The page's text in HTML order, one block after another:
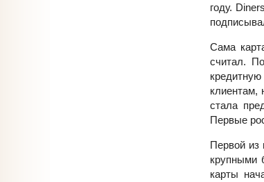
году.
Сама
считал.
клиентам,
стала
Первые
Первой из
крупными
карты